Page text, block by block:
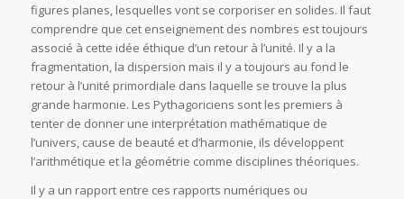
figures planes, lesquelles vont se corporiser en solides. Il faut
comprendre que cet enseignement des nombres est toujours
associé à cette idée éthique d’un retour à l’unité. Il y a la
fragmentation, la dispersion mais il y a toujours au fond le
retour à l’unité primordiale dans laquelle se trouve la plus
grande harmonie. Les Pythagoriciens sont les premiers à
tenter de donner une interprétation mathématique de
l’univers, cause de beauté et d’harmonie, ils développent
l’arithmétique et la géométrie comme disciplines théoriques.
Il y a un rapport entre ces rapports numériques ou